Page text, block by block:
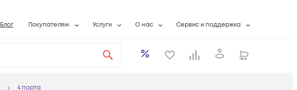
Блог Покупателям Услуги
Системная интеграция
О нас
Контактная информация
Сервис и поддержка
Контакты сервисных центров
4 порта